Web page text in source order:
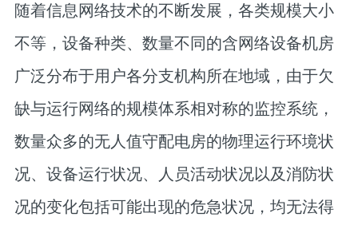
随着信息网络技术的不断发展，各类规模大小
不等，设备种类、数量不同的含网络设备机房
广泛分布于用户各分支机构所在地域，由于欠
缺与运行网络的规模体系相对称的监控系统，
数量众多的无人值守配电房的物理运行环境状
况、设备运行状况、人员活动状况以及消防状
况的变化包括可能出现的危急状况，均无法得